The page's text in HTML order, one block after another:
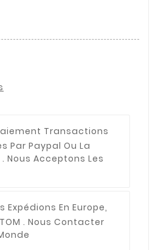
Transactions
Par Paypal Ou La
Nous Acceptons Les
Expédions En Europe,
. Nous Contacter